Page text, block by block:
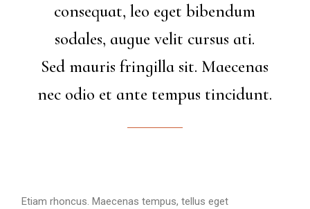
consequat, leo eget bibendum
sodales, augue velit cursus ati.
Sed mauris fringilla sit. Maecenas
nec odio et ante tempus tincidunt.
Etiam rhoncus. Maecenas tempus, tellus eget